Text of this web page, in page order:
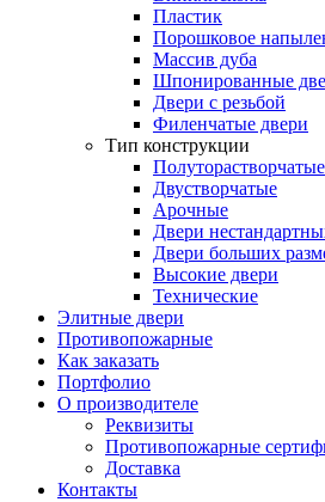
Пластик
Порошковое
Массив дуба
Шпонированные
Двери с резьбой
Филенчатые двери
Тип конструкции
Полуторастворчатые
Двустворчатые
Арочные
Двери
Двери больших
Высокие двери
Технические
Элитные двери
Противопожарные
Как заказать
Портфолио
О производителе
Реквизиты
Противопожарные
Доставка
Контакты